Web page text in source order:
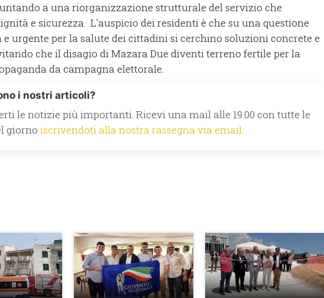
a una riorganizzazione strutturale del servizio che
e sicurezza. L'auspicio dei residenti è che su una questione
e urgente per la salute dei cittadini si cerchino soluzioni concrete e
che il disagio di Mazara Due diventi terreno fertile per la
da campagna elettorale.
i nostri articoli?
le notizie più importanti. Ricevi una mail alle 19.00 con tutte le
giorno iscrivendoti alla nostra rassegna via email.